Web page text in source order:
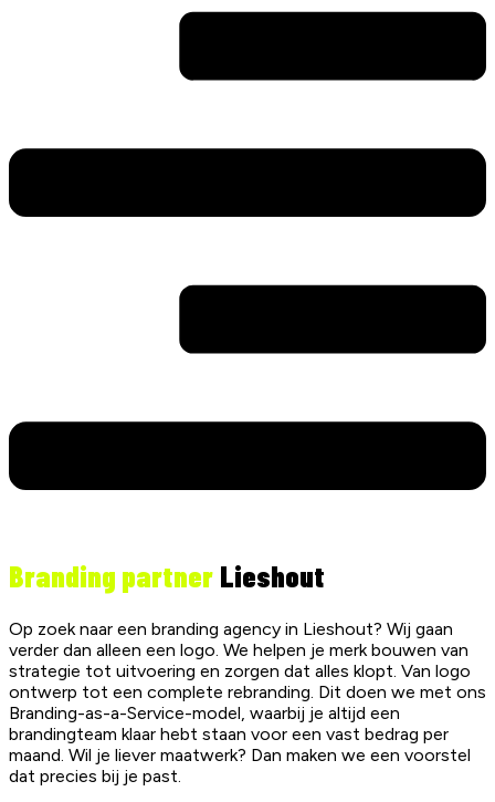
Branding partner Lieshout
Op zoek naar een branding agency in Lieshout? Wij gaan
verder dan alleen een logo. We helpen je merk bouwen van
strategie tot uitvoering en zorgen dat alles klopt. Van logo
ontwerp tot een complete rebranding. Dit doen we met ons
Branding-as-a-Service-model, waarbij je altijd een
brandingteam klaar hebt staan voor een vast bedrag per
maand. Wil je liever maatwerk? Dan maken we een voorstel
dat precies bij je past.